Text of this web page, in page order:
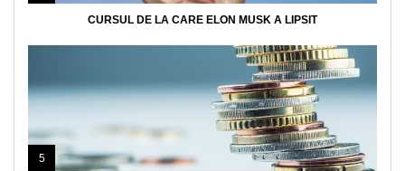
CURSUL DE LA CARE ELON MUSK A LIPSIT
5